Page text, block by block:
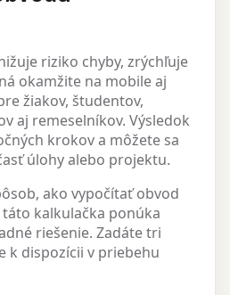
riziko chyby, zrýchľuje
okamžite na mobile aj
žiakov, študentov,
aj remeselníkov. Výsledok
krokov a môžete sa
úlohy alebo projektu.
ako vypočítať obvod
kalkulačka ponúka
riešenie. Zadáte tri
k dispozícii v priebehu